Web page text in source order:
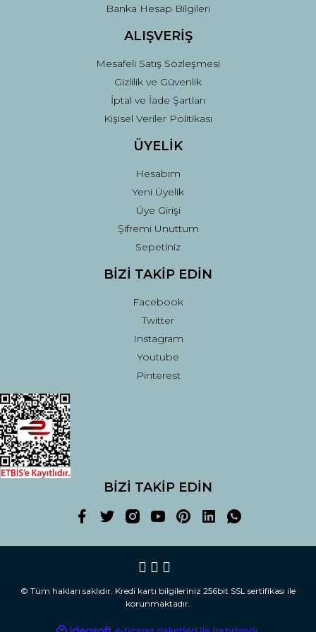
Banka Hesap Bilgileri
ALIŞVERİŞ
Mesafeli Satış Sözleşmesi
Gizlilik ve Güvenlik
İptal ve İade Şartları
Kişisel Veriler Politikası
ÜYELİK
Hesabım
Yeni Üyelik
Üye Girişi
Şifremi Unuttum
Sepetiniz
BİZİ TAKİP EDİN
Facebook
Twitter
Instagram
Youtube
Pinterest
BİZİ TAKİP EDİN
© Tüm hakları saklıdır. Kredi kartı bilgileriniz 256bit SSL sertifikası ile
korunmaktadır.